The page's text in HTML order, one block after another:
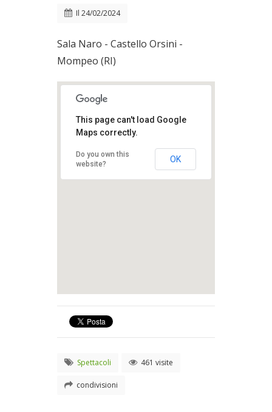
Il 24/02/2024
Sala Naro - Castello Orsini -
Mompeo (RI)
This page can't load Google
Maps correctly.
Do you own this
website?
OK
Spettacoli 461 visite
condivisioni